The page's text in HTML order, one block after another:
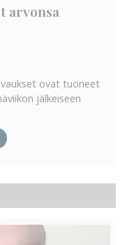
arvonsa
ovat tuoneet
jälkeiseen